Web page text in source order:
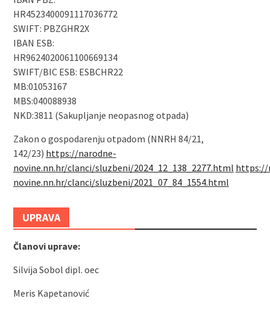
HR4523400091117036772
SWIFT: PBZGHR2X
IBAN ESB:
HR9624020061100669134
SWIFT/BIC ESB: ESBCHR22
MB:01053167
MBS:040088938
NKD:3811 (Sakupljanje neopasnog otpada)
Zakon o gospodarenju otpadom (NNRH 84/21,
142/23) https://narodne-
novine.nn.hr/clanci/sluzbeni/2024_12_138_2277.html https://
novine.nn.hr/clanci/sluzbeni/2021_07_84_1554.html
UPRAVA
Članovi uprave:
Silvija Sobol dipl. oec
Meris Kapetanović